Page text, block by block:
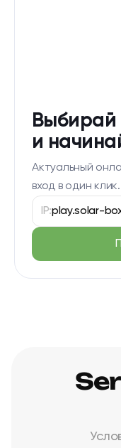
Выбирай
и
Актуальный
вход в один клик.
IP:play.solar-